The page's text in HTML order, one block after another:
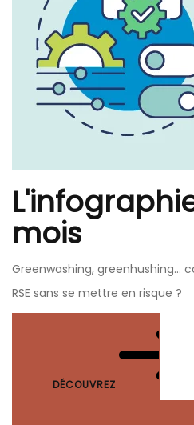
mois
Greenwashing, greenhushing…
RSE sans se mettre en risque ?
DÉCOUVREZ